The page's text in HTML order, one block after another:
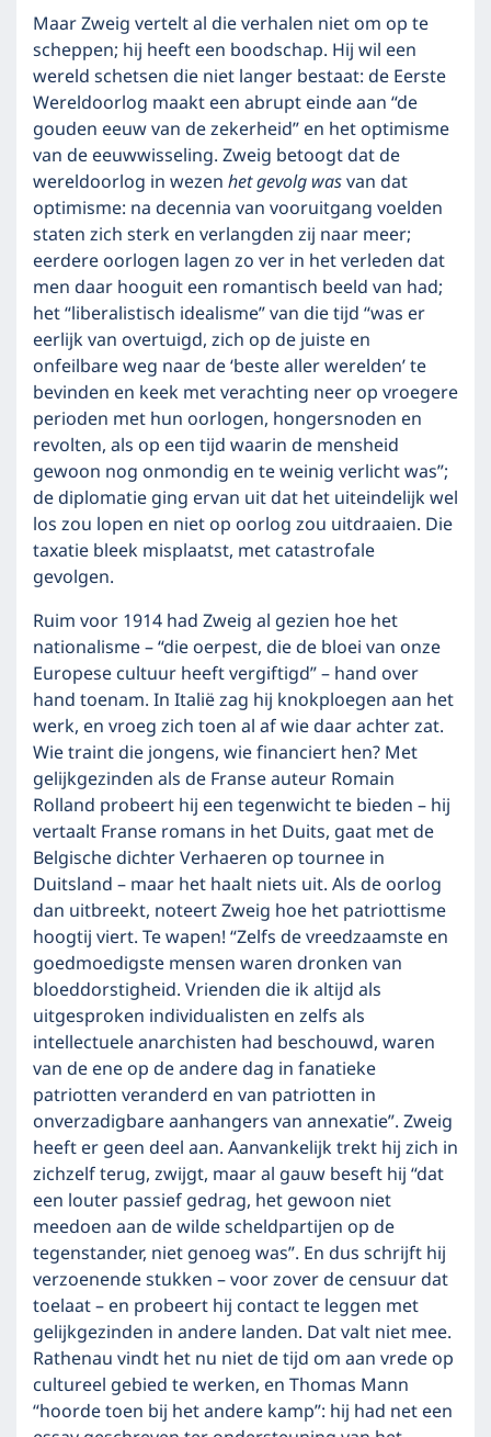
Maar Zweig vertelt al die verhalen niet om op te
scheppen; hij heeft een boodschap. Hij wil een
wereld schetsen die niet langer bestaat: de Eerste
Wereldoorlog maakt een abrupt einde aan “de
gouden eeuw van de zekerheid” en het optimisme
van de eeuwwisseling. Zweig betoogt dat de
wereldoorlog in wezenhet gevolg wasvan dat
optimisme: na decennia van vooruitgang voelden
staten zich sterk en verlangden zij naar meer;
eerdere oorlogen lagen zo ver in het verleden dat
men daar hooguit een romantisch beeld van had;
het “liberalistisch idealisme” van die tijd “was er
eerlijk van overtuigd, zich op de juiste en
onfeilbare weg naar de ‘beste aller werelden’ te
bevinden en keek met verachting neer op vroegere
perioden met hun oorlogen, hongersnoden en
revolten, als op een tijd waarin de mensheid
gewoon nog onmondig en te weinig verlicht was”;
de diplomatie ging ervan uit dat het uiteindelijk wel
los zou lopen en niet op oorlog zou uitdraaien. Die
taxatie bleek misplaatst, met catastrofale
gevolgen.
Ruim voor 1914 had Zweig al gezien hoe het
nationalisme – “die oerpest, die de bloei van onze
Europese cultuur heeft vergiftigd” – hand over
hand toenam. In Italië zag hij knokploegen aan het
werk, en vroeg zich toen al af wie daar achter zat.
Wie traint die jongens, wie financiert hen? Met
gelijkgezinden als de Franse auteur Romain
Rolland probeert hij een tegenwicht te bieden – hij
vertaalt Franse romans in het Duits, gaat met de
Belgische dichter Verhaeren op tournee in
Duitsland – maar het haalt niets uit. Als de oorlog
dan uitbreekt, noteert Zweig hoe het patriottisme
hoogtij viert. Te wapen! “Zelfs de vreedzaamste en
goedmoedigste mensen waren dronken van
bloeddorstigheid. Vrienden die ik altijd als
uitgesproken individualisten en zelfs als
intellectuele anarchisten had beschouwd, waren
van de ene op de andere dag in fanatieke
patriotten veranderd en van patriotten in
onverzadigbare aanhangers van annexatie”. Zweig
heeft er geen deel aan. Aanvankelijk trekt hij zich in
zichzelf terug, zwijgt, maar al gauw beseft hij “dat
een louter passief gedrag, het gewoon niet
meedoen aan de wilde scheldpartijen op de
tegenstander, niet genoeg was”. En dus schrijft hij
verzoenende stukken – voor zover de censuur dat
toelaat – en probeert hij contact te leggen met
gelijkgezinden in andere landen. Dat valt niet mee.
Rathenau vindt het nu niet de tijd om aan vrede op
cultureel gebied te werken, en Thomas Mann
“hoorde toen bij het andere kamp”: hij had net een